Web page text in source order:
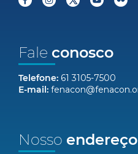
Fale conosco
Telefone: 61 3105-7500
E-mail:
Nosso endereço